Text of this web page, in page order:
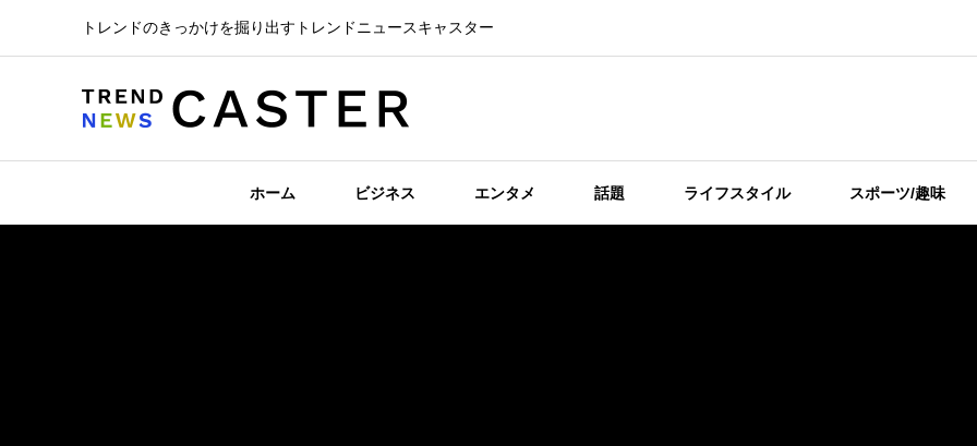
トレンドのきっかけを掘り出すトレンドニュースキャスター
ホーム ビジネス エンタメ 話題 ライフスタイル スポーツ/趣味